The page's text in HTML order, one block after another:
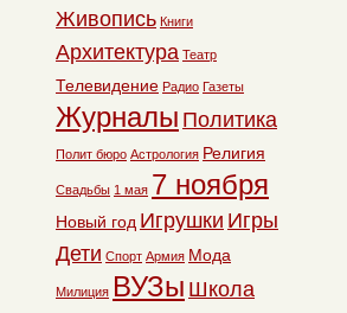
Живопись Книги
Архитектура Театр
Телевидение Радио Газеты
Журналы Политика
Полит бюро Астрология Религия
Свадьбы 1 мая 7 ноября
Новый год Игрушки Игры
Дети Спорт Армия Мода
Милиция ВУЗы Школа